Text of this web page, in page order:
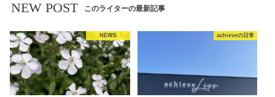
NEW POST このライターの最新記事
NEWS achieveの日常